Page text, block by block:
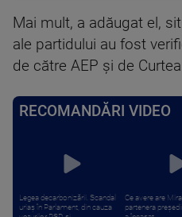
Mai mult, a adăugat el,
ale partidului au fost
de către AEP şi de
RECOMANDĂRI VIDEO
Legea decarbonizării. Scandal
uriaș în Parlament, din cauza
Ce avere are
partenera